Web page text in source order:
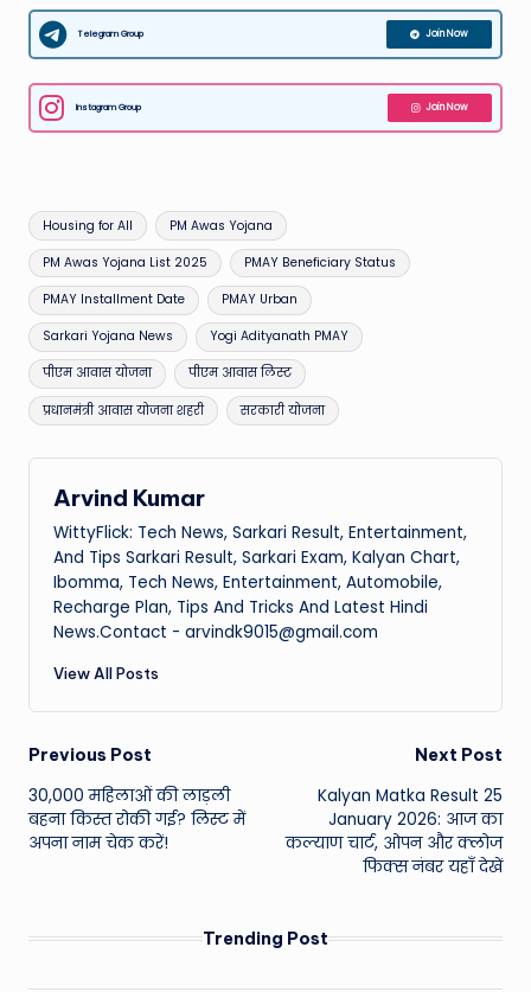
Telegram Group Join Now
Instagram Group Join Now
Tags:
Housing for All PM Awas Yojana
PM Awas Yojana List 2025 PMAY Beneficiary Status
PMAY Installment Date PMAY Urban
Sarkari Yojana News Yogi Adityanath PMAY
पीएम आवास योजना पीएम आवास लिस्ट
प्रधानमंत्री आवास योजना शहरी सरकारी योजना
Arvind Kumar
WittyFlick: Tech News, Sarkari Result, Entertainment,
And Tips Sarkari Result, Sarkari Exam, Kalyan Chart,
Ibomma, Tech News, Entertainment, Automobile,
Recharge Plan, Tips And Tricks And Latest Hindi
News.Contact - arvindk9015@gmail.com
View All Posts
Post
navigation
Previous Post
30,000 महिलाओं की लाड़ली
बहना किस्त रोकी गई? लिस्ट में
अपना नाम चेक करें!
Next Post
Kalyan Matka Result 25
January 2026: आज का
कल्याण चार्ट, ओपन और क्लोज
फिक्स नंबर यहाँ देखें
Trending Post